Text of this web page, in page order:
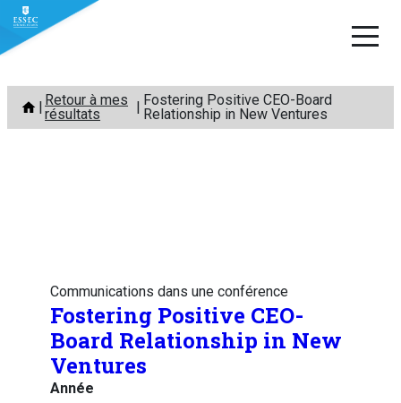
Aller
contenu
Retour à mes
résultats
Fostering Positive CEO-Board
Relationship in New Ventures
Communications dans une conférence
Fostering Positive CEO-
Board Relationship in New
Ventures
Année